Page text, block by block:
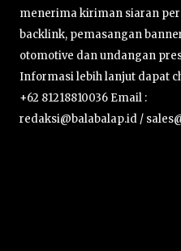
menerima kiriman siaran
backlink, pemasangan
otomotive dan undangan
Informasi lebih lanjut dapat
+62 81218810036 Email :
redaksi@balabalap.id /